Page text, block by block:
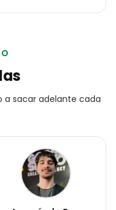
a sacar adelante cada